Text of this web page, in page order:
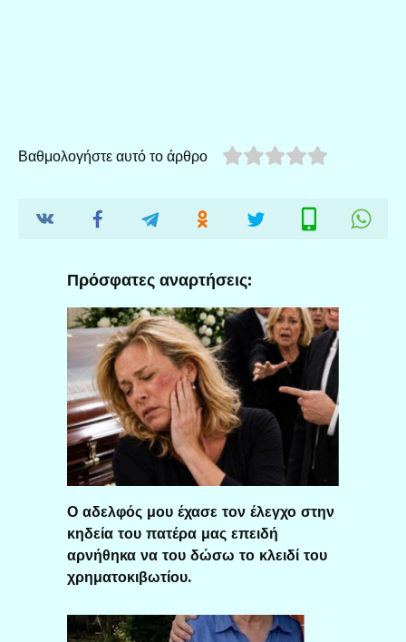
Βαθμολογήστε αυτό το άρθρο
Πρόσφατες αναρτήσεις:
Ο αδελφός μου έχασε τον έλεγχο στην
κηδεία του πατέρα μας επειδή
αρνήθηκα να του δώσω το κλειδί του
χρηματοκιβωτίου.